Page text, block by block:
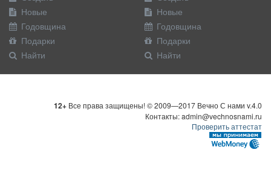
Новые
Годовщина
Подарки
Найти
Новые
Годовщина
Подарки
Найти
12+ Все права защищены! © 2009—2017 Вечно С нами v.4.0
Контакты: admin@vechnosnami.ru
Проверить аттестат